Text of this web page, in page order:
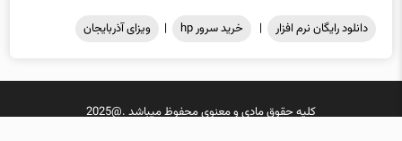
دانلود رایگان نرم افزار | خرید سرور hp | ویزای آذربایجان
کلیه حقوق مادی و معنوی محفوظ میباشد .@2025